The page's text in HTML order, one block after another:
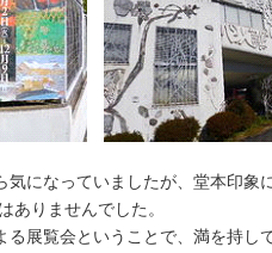
気になっていましたが、堂本印象
ありませんでした。
る展覧会ということで、満を持し